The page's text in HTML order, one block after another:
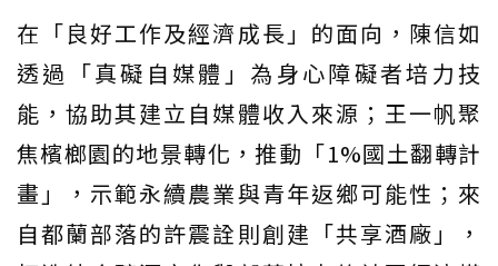
在「良好工作及經濟成長」的面向，陳信如
透過「真礙自媒體」為身心障礙者培力技
能，協助其建立自媒體收入來源；王一帆聚
焦檳榔園的地景轉化，推動「1%國土翻轉計
畫」，示範永續農業與青年返鄉可能性；來
自都蘭部落的許震詮則創建「共享酒廠」，